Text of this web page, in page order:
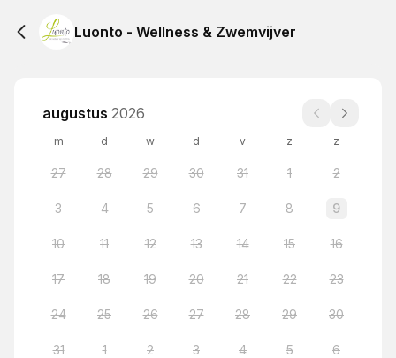
Luonto - Wellness & Zwemvijver
augustus 2026
m d w d v z z
27 28 29 30 31 1 2
3 4 5 6 7 8 9
10 11 12 13 14 15 16
17 18 19 20 21 22 23
24 25 26 27 28 29 30
31 1 2 3 4 5 6